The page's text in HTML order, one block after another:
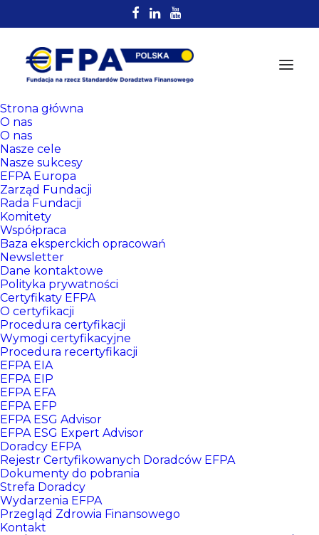
Strona główna
O nas
O nas
Nasze cele
Nasze sukcesy
EFPA Europa
Zarząd Fundacji
Rada Fundacji
Komitety
Współpraca
Baza eksperckich opracowań
Newsletter
Dane kontaktowe
Polityka prywatności
Certyfikaty EFPA
O certyfikacji
Procedura certyfikacji
Wymogi certyfikacyjne
Procedura recertyfikacji
EFPA EIA
EFPA EIP
EFPA EFA
EFPA EFP
EFPA ESG Advisor
EFPA ESG Expert Advisor
Doradcy EFPA
Rejestr Certyfikowanych Doradców EFPA
Dokumenty do pobrania
Strefa Doradcy
Wydarzenia EFPA
Przegląd Zdrowia Finansowego
Kontakt
Rejestr
Certyfikowanych
Doradców EFPA
Danuta Ćwięka
Erste Bank Polska
CERTYFIKATY: